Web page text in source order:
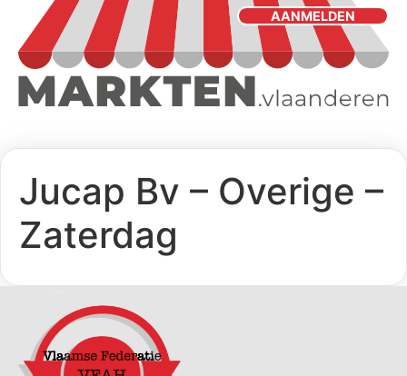
AANMELDEN
Jucap Bv – Overige –
Zaterdag